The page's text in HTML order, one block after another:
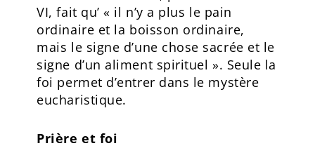
VI, fait qu’ « il n’y a plus le pain
ordinaire et la boisson ordinaire,
mais le signe d’une chose sacrée et le
signe d’un aliment spirituel ». Seule la
foi permet d’entrer dans le mystère
eucharistique.
Prière et foi